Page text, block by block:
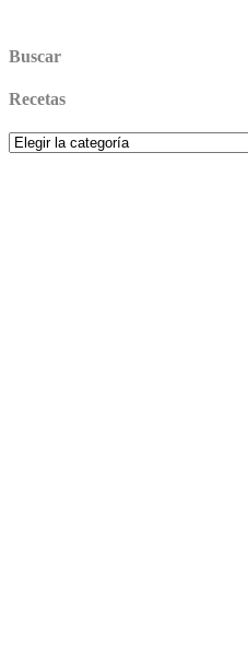
Buscar
Recetas
Recetas